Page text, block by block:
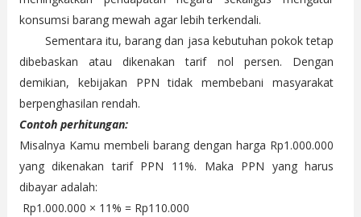
konsumsi barang mewah agar lebih terkendali.
Sementara itu, barang dan jasa kebutuhan pokok tetap
dibebaskan atau dikenakan tarif nol persen. Dengan
demikian, kebijakan PPN tidak membebani masyarakat
berpenghasilan rendah.
Contoh perhitungan:
Misalnya Kamu membeli barang dengan harga Rp1.000.000
yang dikenakan tarif PPN 11%. Maka PPN yang harus
dibayar adalah:
Rp1.000.000 × 11% = Rp110.000